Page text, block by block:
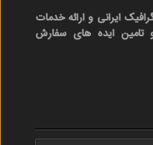
ایرانی و ارائه خدمات
تامین ایده های سفارش